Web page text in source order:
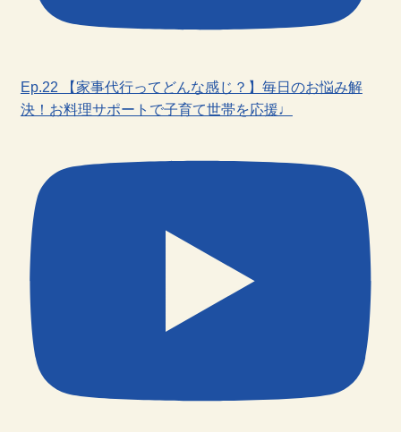
Ep.22 【家事代行ってどんな感じ？】毎日のお悩み解
決！お料理サポートで子育て世帯を応援♩